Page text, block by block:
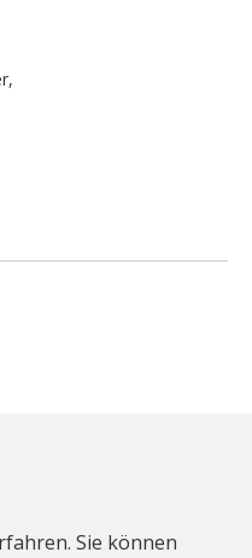
Sie können